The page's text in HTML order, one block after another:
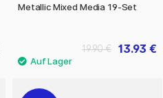
Metallic Mixed Media 19-Set
13.93 €
19.90 €